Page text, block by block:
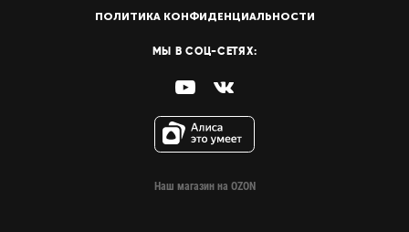
ПОЛИТИКА КОНФИДЕНЦИАЛЬНОСТИ
МЫ В СОЦ-СЕТЯХ:
Наш магазин на OZON